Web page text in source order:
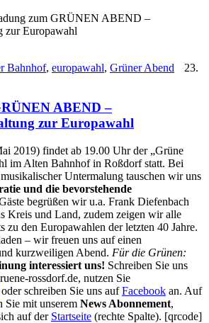
zum GRÜNEN ABEND –
zur Europawahl
Bahnhof, europawahl, Grüner Abend
23.
ABEND –
zur Europawahl
2019) findet ab 19.00 Uhr der „Grüne
im Alten Bahnhof in Roßdorf statt. Bei
Untermalung tauschen wir uns
und die bevorstehende
begrüßen wir u.a. Frank Diefenbach
Kreis und Land, zudem zeigen wir alle
zu den Europawahlen der letzten 40 Jahre.
– wir freuen uns auf einen
kurzweiligen Abend. Für die Grünen:
interessiert uns! Schreiben Sie uns
rossdorf.de, nutzen Sie
schreiben Sie uns aufFacebook an. Auf
Sie mit unserem News Abonnement,
auf der Startseite (rechte Spalte). [qrcode]